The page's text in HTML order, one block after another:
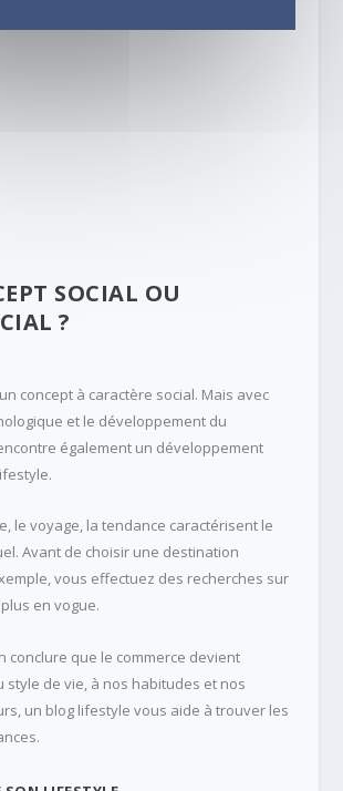
SOCIAL OU
?
un concept à caractère social. Mais avec
et le développement du
également un développement
le voyage, la tendance caractérisent le
Avant de choisir une destination
vous effectuez des recherches sur
en vogue.
conclure que le commerce devient
style de vie, à nos habitudes et nos
un blog lifestyle vous aide à trouver les